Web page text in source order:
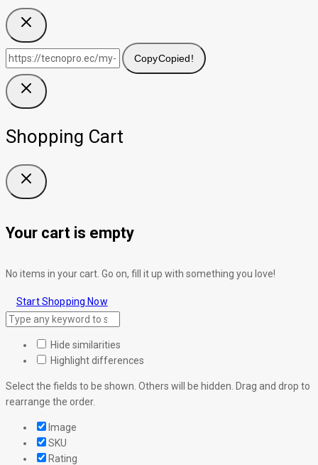
CopyCopied!
Shopping Cart
Your cart is empty
No items in your cart. Go on, fill it up with something you love!
Start Shopping Now
Hide similarities
Highlight differences
Select the fields to be shown. Others will be hidden. Drag and drop to
rearrange the order.
Image
SKU
Rating